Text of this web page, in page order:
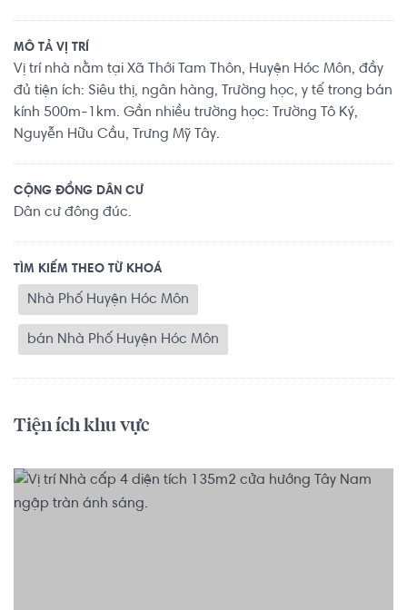
MÔ TẢ VỊ TRÍ
Vị trí nhà nằm tại Xã Thới Tam Thôn, Huyện Hóc Môn, đầy
đủ tiện ích: Siêu thị, ngân hàng, Trường học, y tế trong bán
kính 500m-1km. Gần nhiều trường học: Trường Tô Ký,
Nguyễn Hữu Cầu, Trưng Mỹ Tây.
CỘNG ĐỒNG DÂN CƯ
Dân cư đông đúc.
TÌM KIẾM THEO TỪ KHOÁ
Nhà Phố Huyện Hóc Môn
bán Nhà Phố Huyện Hóc Môn
Tiện ích khu vực